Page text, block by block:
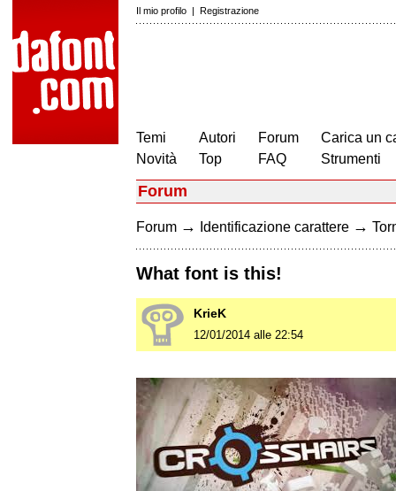
Il mio profilo | Registrazione
Temi
Novità
Autori
Top
Forum
FAQ
Carica un
Strumenti
Forum
Forum → Identificazione carattere →
What font is this!
KrieK
12/01/2014 alle 22:54